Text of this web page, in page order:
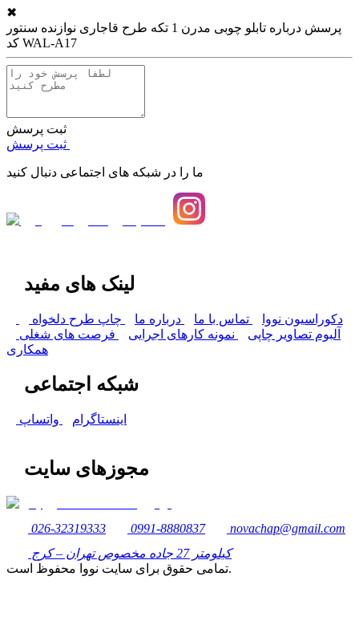
✖
پرسش درباره
تابلو چوبی مدرن 1 تکه طرح قاجاری نوازنده سنتور
کد WAL-A17
ثبت پرسش
ما را در شبکه های اجتماعی دنبال کنید
لینک های مفید
دکوراسیون نووا تماس با ما درباره ما
چاپ طرح دلخواه
آلبوم تصاویر چاپی
نمونه کارهای اجرایی
فرصت های شغلی
همکاری
شبکه اجتماعی
اینستاگرام واتساپ
مجوزهای سایت
026-32319333 0991-8880837
novachap@gmail.com
کیلومتر 27 جاده مخصوص تهران – کرج
تمامی حقوق برای سایت نووا محفوظ است.